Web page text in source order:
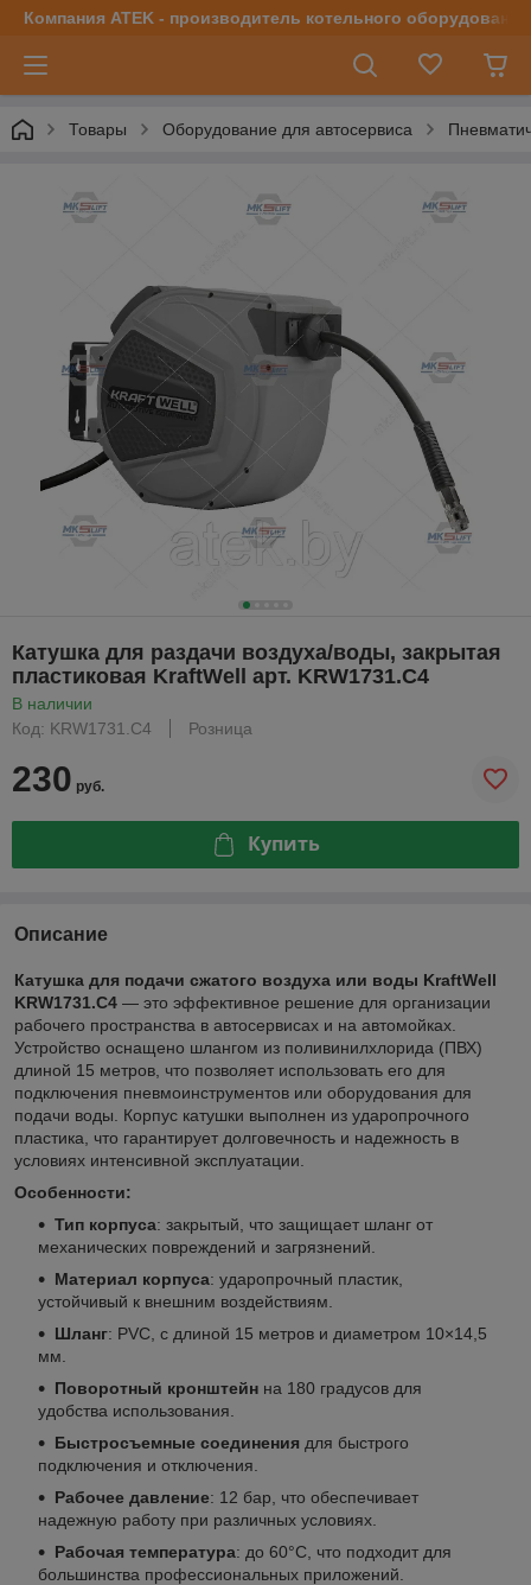
Компания ATEK - производитель котельного оборудования
Товары Оборудование для автосервиса
Катушка для раздачи воздуха/воды, закрытая
пластиковая KraftWell арт. KRW1731.C4
В наличии
Код: KRW1731.C4
Розница
230 руб.
Купить
Описание
Катушка для подачи сжатого воздуха или воды KraftWell
KRW1731.C4 — это эффективное решение для организации
рабочего пространства в автосервисах и на автомойках.
Устройство оснащено шлангом из поливинилхлорида (ПВХ)
длиной 15 метров, что позволяет использовать его для
подключения пневмоинструментов или оборудования для
подачи воды. Корпус катушки выполнен из ударопрочного
пластика, что гарантирует долговечность и надежность в
условиях интенсивной эксплуатации.
Особенности:
Тип корпуса: закрытый, что защищает шланг от
механических повреждений и загрязнений.
Материал корпуса: ударопрочный пластик,
устойчивый к внешним воздействиям.
Шланг: PVC, с длиной 15 метров и диаметром 10×14,5
мм.
Поворотный кронштейн на 180 градусов для
удобства использования.
Быстросъемные соединения для быстрого
подключения и отключения.
Рабочее давление: 12 бар, что обеспечивает
надежную работу при различных условиях.
Рабочая температура: до 60°C, что подходит для
большинства профессиональных приложений.